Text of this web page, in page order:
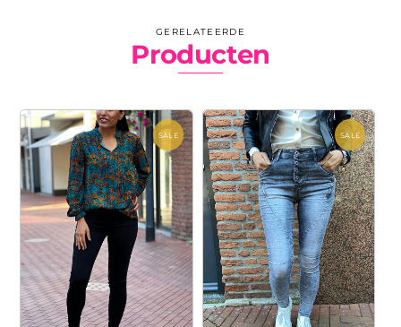
GERELATEERDE
Producten
SALE SALE